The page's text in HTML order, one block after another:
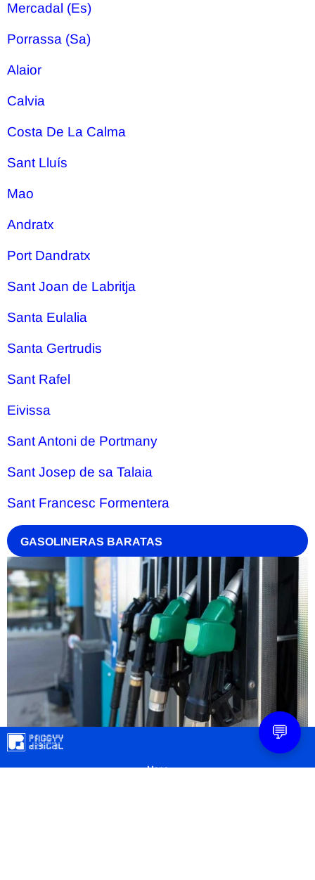
Mercadal (Es)
Porrassa (Sa)
Alaior
Calvia
Costa De La Calma
Sant Lluís
Mao
Andratx
Port Dandratx
Sant Joan de Labritja
Santa Eulalia
Santa Gertrudis
Sant Rafel
Eivissa
Sant Antoni de Portmany
Sant Josep de sa Talaia
Sant Francesc Formentera
GASOLINERAS BARATAS
Mapa
💬